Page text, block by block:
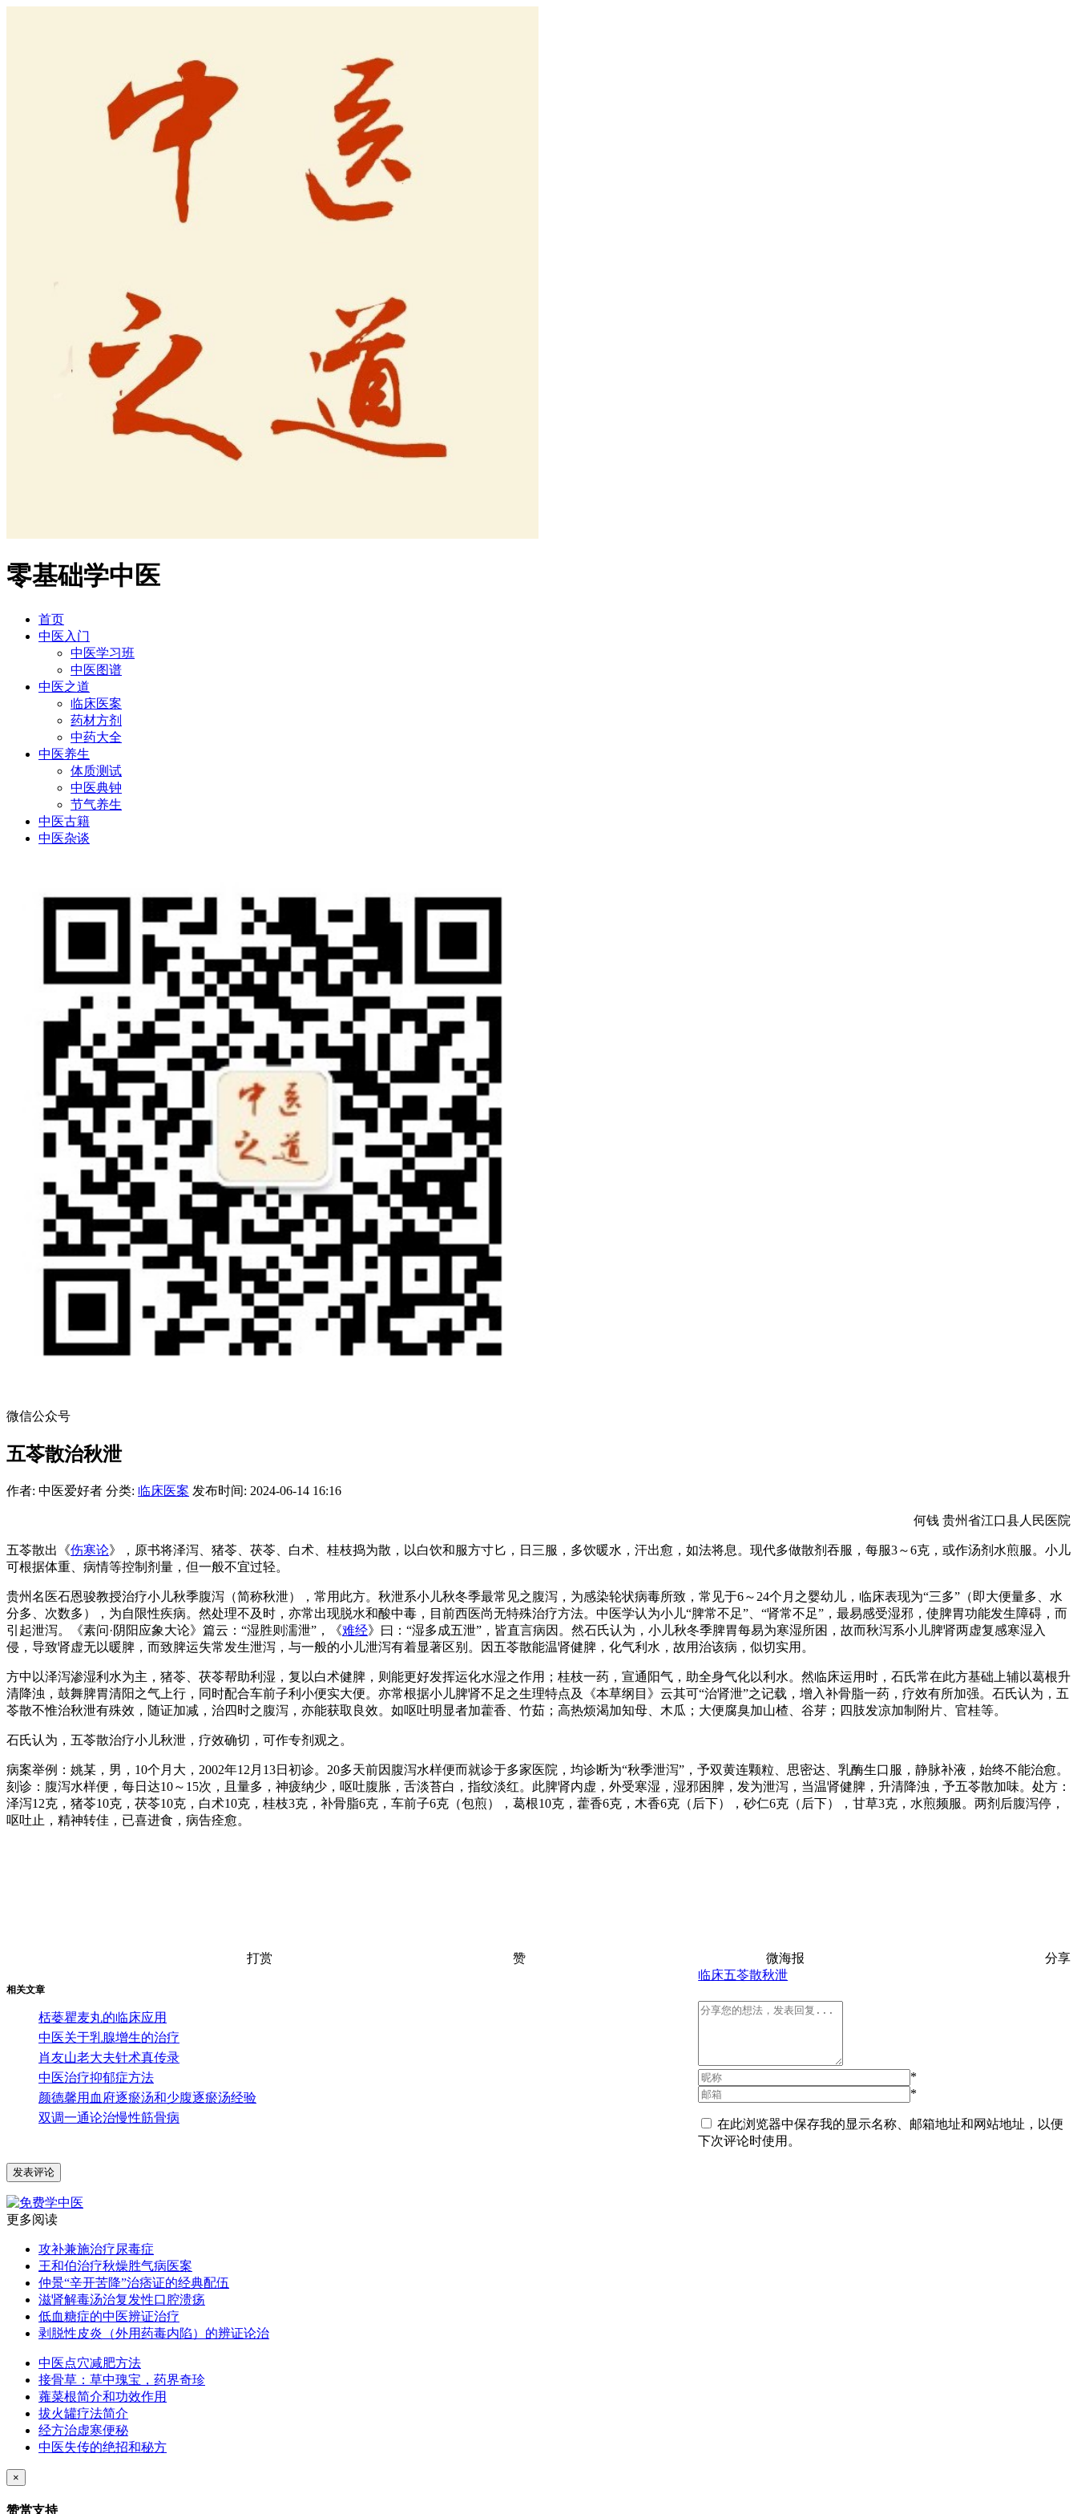
零基础学中医
首页
中医入门
中医学习班
中医图谱
中医之道
临床医案
药材方剂
中药大全
中医养生
体质测试
中医典钟
节气养生
中医古籍
中医杂谈
微信公众号
五苓散治秋泄
作者: 中医爱好者 分类: 临床医案 发布时间: 2024-06-14 16:16
何钱 贵州省江口县人民医院
五苓散出《伤寒论》，原书将泽泻、猪苓、茯苓、白术、桂枝捣为散，以白饮和服方寸匕，日三服，多饮暖水，汗出愈，如法将息。现代多做散剂吞服，每服3～6克，或作汤剂水煎服。小儿
可根据体重、病情等控制剂量，但一般不宜过轻。
贵州名医石恩骏教授治疗小儿秋季腹泻（简称秋泄），常用此方。秋泄系小儿秋冬季最常见之腹泻，为感染轮状病毒所致，常见于6～24个月之婴幼儿，临床表现为“三多”（即大便量多、水
分多、次数多），为自限性疾病。然处理不及时，亦常出现脱水和酸中毒，目前西医尚无特殊治疗方法。中医学认为小儿“脾常不足”、“肾常不足”，最易感受湿邪，使脾胃功能发生障碍，而
引起泄泻。《素问·阴阳应象大论》篇云：“湿胜则濡泄”，《难经》曰：“湿多成五泄”，皆直言病因。然石氏认为，小儿秋冬季脾胃每易为寒湿所困，故而秋泻系小儿脾肾两虚复感寒湿入
侵，导致肾虚无以暖脾，而致脾运失常发生泄泻，与一般的小儿泄泻有着显著区别。因五苓散能温肾健脾，化气利水，故用治该病，似切实用。
方中以泽泻渗湿利水为主，猪苓、茯苓帮助利湿，复以白术健脾，则能更好发挥运化水湿之作用；桂枝一药，宣通阳气，助全身气化以利水。然临床运用时，石氏常在此方基础上辅以葛根升
清降浊，鼓舞脾胃清阳之气上行，同时配合车前子利小便实大便。亦常根据小儿脾肾不足之生理特点及《本草纲目》云其可“治肾泄”之记载，增入补骨脂一药，疗效有所加强。石氏认为，五
苓散不惟治秋泄有殊效，随证加减，治四时之腹泻，亦能获取良效。如呕吐明显者加藿香、竹茹；高热烦渴加知母、木瓜；大便腐臭加山楂、谷芽；四肢发凉加制附片、官桂等。
石氏认为，五苓散治疗小儿秋泄，疗效确切，可作专剂观之。
病案举例：姚某，男，10个月大，2002年12月13日初诊。20多天前因腹泻水样便而就诊于多家医院，均诊断为“秋季泄泻”，予双黄连颗粒、思密达、乳酶生口服，静脉补液，始终不能治愈。
刻诊：腹泻水样便，每日达10～15次，且量多，神疲纳少，呕吐腹胀，舌淡苔白，指纹淡红。此脾肾内虚，外受寒湿，湿邪困脾，发为泄泻，当温肾健脾，升清降浊，予五苓散加味。处方：
泽泻12克，猪苓10克，茯苓10克，白术10克，桂枝3克，补骨脂6克，车前子6克（包煎），葛根10克，藿香6克，木香6克（后下），砂仁6克（后下），甘草3克，水煎频服。两剂后腹泻停，
呕吐止，精神转佳，已喜进食，病告痊愈。
打赏 赞 微海报 分享
相关文章
栝蒌瞿麦丸的临床应用
中医关于乳腺增生的治疗
肖友山老大夫针术真传录
中医治疗抑郁症方法
颜德馨用血府逐瘀汤和少腹逐瘀汤经验
双调一通论治慢性筋骨病
临床五苓散秋泄
*
*
在此浏览器中保存我的显示名称、邮箱地址和网站地址，以便
下次评论时使用。
更多阅读
攻补兼施治疗尿毒症
王和伯治疗秋燥胜气病医案
仲景“辛开苦降”治痞证的经典配伍
滋肾解毒汤治复发性口腔溃疡
低血糖症的中医辨证治疗
剥脱性皮炎（外用药毒内陷）的辨证论治
中医点穴减肥方法
接骨草：草中瑰宝，药界奇珍
蕹菜根简介和功效作用
拔火罐疗法简介
经方治虚寒便秘
中医失传的绝招和秘方
×
赞赏支持